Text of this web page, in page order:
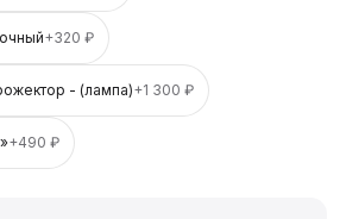
+320 ₽
- (лампа)+1 300 ₽
+490 ₽